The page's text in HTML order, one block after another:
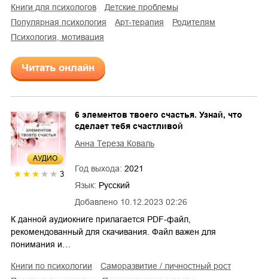
книги для психологов
детские проблемы
популярная психология
арт-терапия
родителям
психология, мотивация
Читать онлайн
AУДИО
3
Добавлено 10.12.2023 02:26
6 элементов твоего счастья. Узнай, что
сделает тебя счастливой
Анна Тереза Коваль
Год выхода: 2021
Язык: Русский
К данной аудиокниге прилагается PDF-файл,
рекомендованный для скачивания. Файл важен для
понимания и…
книги по психологии
саморазвитие / личностный рост